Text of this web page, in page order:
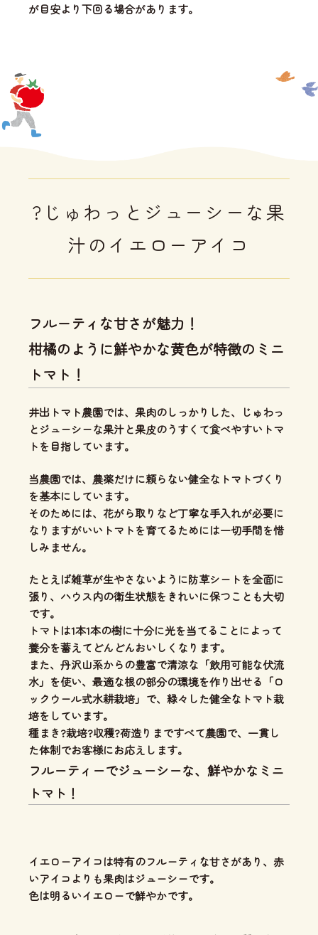
が目安より下回る場合があります。
?じゅわっとジューシーな果
汁のイエローアイコ
フルーティな甘さが魅力！
柑橘のように鮮やかな黄色が特徴のミニ
トマト！
井出トマト農園では、 果肉のしっかりした、じゅわっ
とジューシーな果汁と果皮のうすくて食べやすいトマ
トを目指しています。
当農園では、 農薬だけに頼らない健全なトマトづくり
を基本にしています。
そのためには、花がら取りなど丁寧な手入れが必要に
なりますがいいトマトを育てるためには一切手間を惜
しみません。
たとえば雑草が生やさないように防草シートを全面に
張り、ハウス内の衛生状態をきれいに保つことも大切
です。
トマトは1本1本の樹に十分に光を当てることによって
養分を蓄えてどんどんおいしくなります。
また、丹沢山系からの豊富で清涼な「飲用可能な伏流
水」を使い、 最適な根の部分の環境を作り出せる「ロ
ックウール式水耕栽培」 で、緑々した健全なトマト栽
培をしています。
種まき?栽培?収穫?荷造りまですべて農園で、一貫し
た体制でお客様にお応えします。
フルーティーでジューシーな、鮮やかなミニ
トマト！
イエローアイコは特有のフルーティな甘さがあり、 赤
いアイコよりも果肉はジューシーです。
色は明るいイエローで鮮やかです。